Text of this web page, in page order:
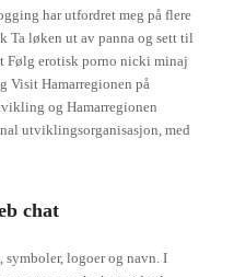
har utfordret meg på flere
Ta løken ut av panna og sett til
Følg erotisk porno nicki minaj
Visit Hamarregionen på
og Hamarregionen
utviklingsorganisasjon, med
chat
symboler, logoer og navn. I